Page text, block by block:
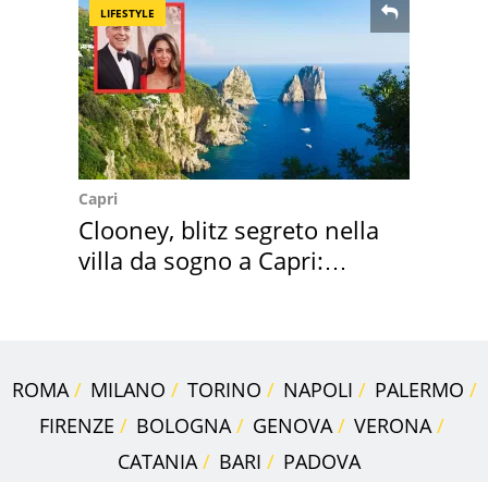
LIFESTYLE
Capri
Clooney, blitz segreto nella
villa da sogno a Capri:
ROMA MILANO TORINO NAPOLI
PALERMO
FIRENZE
BOLOGNA GENOVA
VERONA
CATANIA
BARI PADOVA